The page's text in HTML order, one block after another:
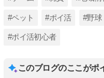
#ペット #ポイ活 #野球
#ポイ活初心者
このブログのここがポ